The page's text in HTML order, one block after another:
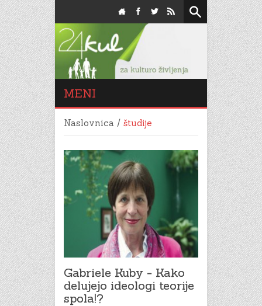
MENI
Naslovnica / študije
Gabriele Kuby - Kako
delujejo ideologi teorije
spola!?